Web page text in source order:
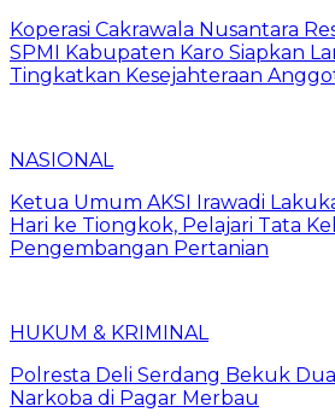
Koperasi Cakrawala Nusantara
SPMI Kabupaten Karo Siapkan
Tingkatkan Kesejahteraan
NASIONAL
Ketua Umum AKSI Irawadi
Hari ke Tiongkok, Pelajari Tata
Pengembangan Pertanian
HUKUM & KRIMINAL
Polresta Deli Serdang Bekuk
Narkoba di Pagar Merbau